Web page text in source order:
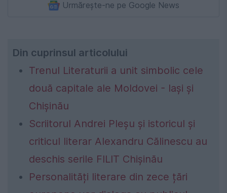
Urmărește-ne pe Google News
Din cuprinsul articolului
Trenul Literaturii a unit simbolic cele
două capitale ale Moldovei - Iași și
Chișinău
Scriitorul Andrei Pleșu și istoricul și
criticul literar Alexandru Călinescu au
deschis serile FILIT Chișinău
Personalități literare din zece țări